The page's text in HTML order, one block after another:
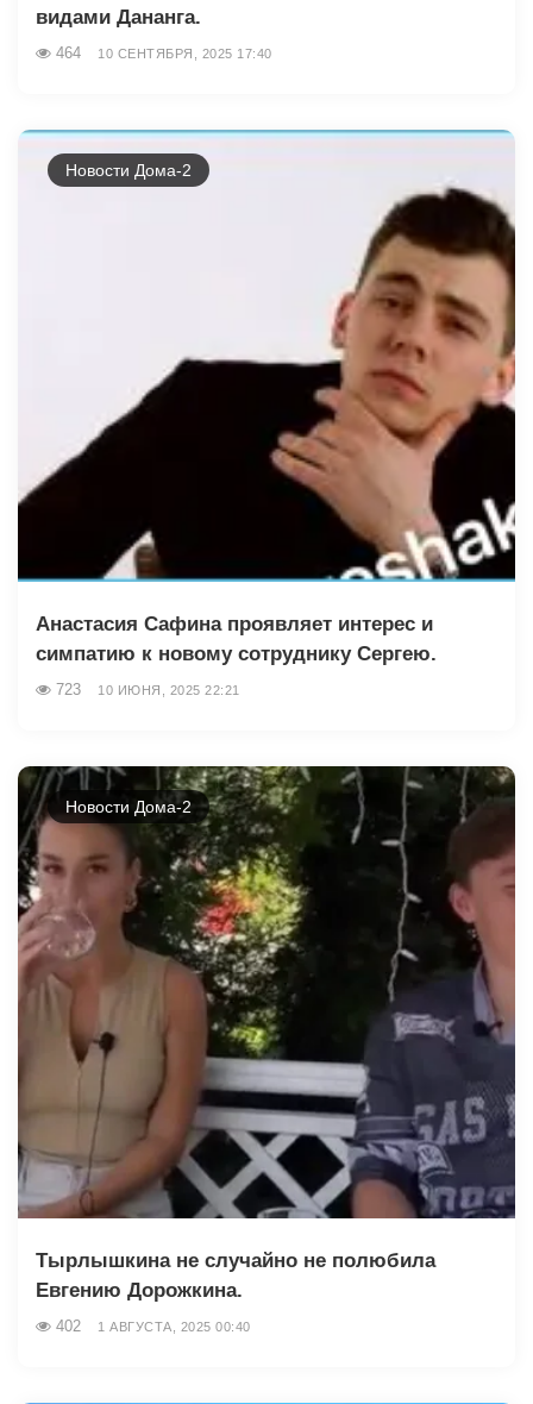
видами Дананга.
464 10 СЕНТЯБРЯ, 2025 17:40
Новости Дома-2
Анастасия Сафина проявляет интерес и
симпатию к новому сотруднику Сергею.
723 10 ИЮНЯ, 2025 22:21
Новости Дома-2
Тырлышкина не случайно не полюбила
Евгению Дорожкина.
402 1 АВГУСТА, 2025 00:40